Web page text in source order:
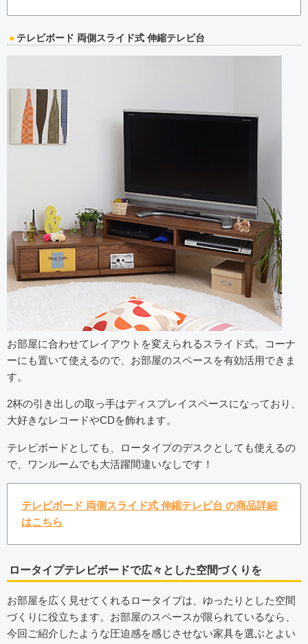
テレビボード 両側スライド式 伸縮テレビ台
お部屋に合わせてレイアウトを変えられるスライド式。コーナ
ーにも置いて使えるので、お部屋のスペースを有効活用できま
す。
2杯の引き出しの取っ手はディスプレイスペースになっており、
大好きなレコードやCDを飾れます。
テレビボードとしても、ロータイプのデスクとしても使えるの
で、ワンルームでも大活躍間違いなしです！
テレビボード 両側スライド式 伸縮テレビ台 の商品詳細
はこちら
ロータイプテレビボードで広々とした空間づくりを
お部屋を広く見せてくれるロータイプは、ゆったりとした空間
づくりに役立ちます。お部屋のスペースが限られているなら、
今回ご紹介したような圧迫感を感じさせない家具を選ぶとよい